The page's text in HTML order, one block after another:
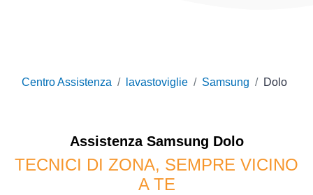
Centro Assistenza lavastoviglie Samsung Dolo
Assistenza Samsung Dolo
TECNICI DI ZONA, SEMPRE VICINO
A TE